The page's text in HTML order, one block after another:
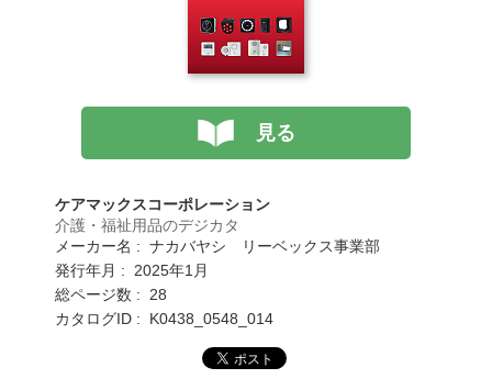
見る
ケアマックスコーポレーション
介護・福祉用品のデジカタ
メーカー名 : ナカバヤシ リーベックス事業部
発行年月 : 2025年1月
総ページ数 : 28
カタログID : K0438_0548_014